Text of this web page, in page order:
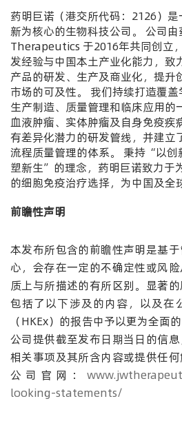
药明巨诺（港交所代码：2126）
新为核心的生物科技公司。
公司由
Therapeutics 于2016年共同创立
发经验与中国本土产业化能力，致
产品的研发、生产及商业化，提升
市场的可及性。
我们持续打造覆盖
生产制造、质量管理和临床应用的
血液肿瘤、实体肿瘤及自身免疫疾
有差异化潜力的研发管线，并建立
流程质量管理的体系。
秉持“以创
塑新生”的理念，药明巨诺致力于
的细胞免疫治疗选择，为中国及全
前瞻性声明
本发布所包含的前瞻性声明是基
心，会存在一定的不确定性或风
质上与所描述的有所区别。显著
包括了以下涉及的内容，以及在
（HKEx）的报告中予以更为全面
公司提供截至发布日期当日的信
相关事项及其所含内容或提供任
公司官网：
looking-statements/